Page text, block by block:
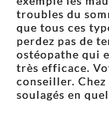
troubles du
que tous ces
perdez pas de
ostéopathe qui
très efficace.
conseiller.
soulagés en